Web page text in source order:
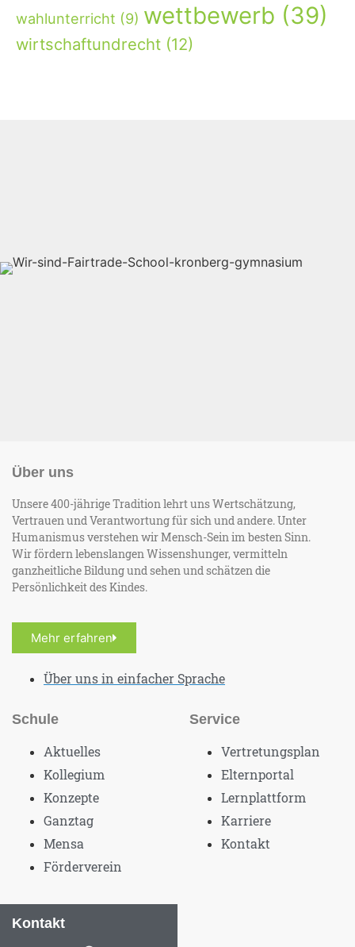
wahlunterricht (9) wettbewerb (39)
wirtschaftundrecht (12)
Über uns
Unsere 400-jährige Tradition lehrt uns Wertschätzung,
Vertrauen und Verantwortung für sich und andere. Unter
Humanismus verstehen wir Mensch-Sein im besten Sinn.
Wir fördern lebenslangen Wissenshunger, vermitteln
ganzheitliche Bildung und sehen und schätzen die
Persönlichkeit des Kindes.
Mehr erfahren
Über uns in einfacher Sprache
Schule
Aktuelles
Kollegium
Konzepte
Ganztag
Mensa
Förderverein
Service
Vertretungsplan
Elternportal
Lernplattform
Karriere
Kontakt
Kontakt